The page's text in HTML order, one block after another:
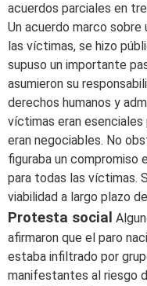
acuerdos parciales en
Un acuerdo marco
las víctimas, se hizo
supuso un importante
asumieron su
derechos humanos y
víctimas eran esenciales
eran negociables. No
figuraba un compromiso
para todas las víctimas.
viabilidad a largo plazo
Protesta social
afirmaron que el paro
estaba infiltrado por
manifestantes al riesgo